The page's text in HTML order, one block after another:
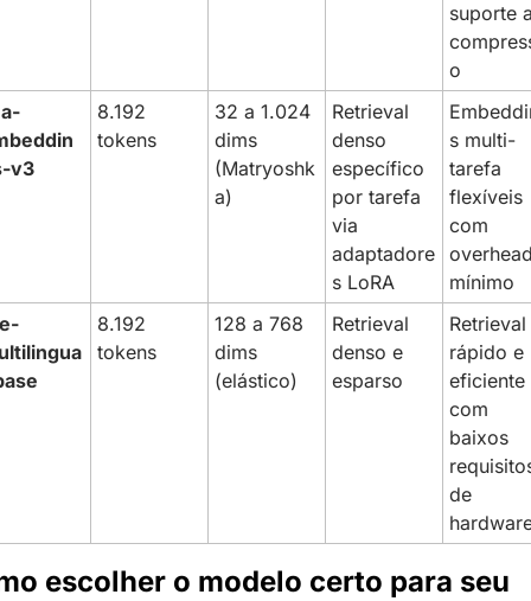
suporte
o
v3
8.192
tokens
32 a 1.024
dims
(Matryoshk
a)
Retrieval
denso
específico
por tarefa
via
adaptadore
s LoRA
s multi-
tarefa
flexíveis
com
mínimo
8.192
tokens
128 a 768
dims
(elástico)
Retrieval
denso e
esparso
Retrieval
rápido e
eficiente
com
baixos
de
escolher o modelo certo para seu